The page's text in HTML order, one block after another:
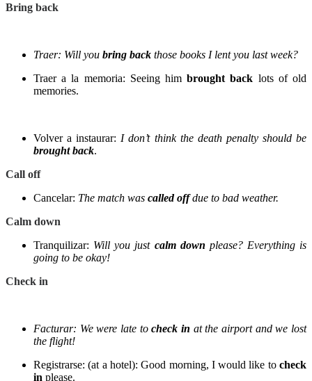
Bring back
Traer: Will you bring back those books I lent you last week?
Traer a la memoria: Seeing himbrought back lots of old
memories.
Volver a instaurar: I don’t think the death penalty should be
brought back.
Call off
Cancelar: The match was called offdue to bad weather.
Calm down
Tranquilizar: Will you just calm down please? Everything is
going to be okay!
Check in
Facturar: We were late tocheck in at the airport and we lost
the flight!
Registrarse: (at a hotel):Good morning, I would like tocheck
in please.